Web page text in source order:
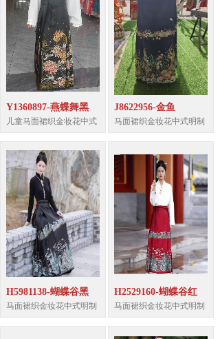
Y1360897-燕蝶舞黑
儿童马面裙织金妆花中式
J8622956-金鱼
马面裙织金妆花中式明制
H5981138-蝴蝶谷黑
马面裙织金妆花中式明制
H2529160-蝴蝶谷红
马面裙织金妆花中式明制